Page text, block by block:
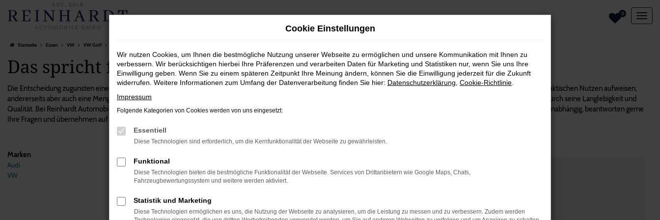
Zum
Hauptinhalt
0
Startseite Essen VW VW Golf
Das spricht für einen VW Golf Gebrauchtwagen in Essen
Die Entscheidung zugunsten eines Autos ist immer zugleich emotional wie vom Verstand geprägt. Das gilt auch für unsere VW Golf Gebrauchtwagen, die einerseits einen hohen praktischen Nutzen aufweisen,
andererseits aber auch eine Menge Spaß machen. Wenn Sie viel in Essen und Umgebung unterwegs sind, eignet sich dieses Modell ausgezeichnet und überzeugt unter anderem durch seine Langlebigkeit und
Qualität. Bei Reinhardt Automobile verstehen wir uns als Experten für VW Gebrauchtwagen, was natürlich auch den Golf einschließt. Wir beraten kompetent und vom Hersteller unabhängig, beantworten gerne
Ihre Fragen und übernehmen auf Wunsch auch den Zulassungsservice und die Lieferung direkt zu Ihnen nach Essen.
Marken
Audi
VW
Fehler: Network Error
Hier sind ein paar Tipps, die dir helfen können:
Cookie Einstellungen
Wir nutzen Cookies, um Ihnen die bestmögliche Nutzung unserer Webseite zu ermöglichen und unsere Kommunikation mit Ihnen zu
verbessern. Wir berücksichtigen hierbei Ihre Präferenzen und verarbeiten Daten für Marketing und Statistiken nur, wenn Sie uns Ihre
Einwilligung geben. Wenn Sie zu einem späteren Zeitpunkt Ihre Meinung ändern, können Sie die Einwilligung jederzeit für die Zukunft
widerrufen. Weitere Informationen zum Umfang der Datenverarbeitung finden Sie hier: Datenschutzerklärung Cookie-Richtlinie
Impressum
Folgende Kategorien von Cookies werden von uns eingesetzt:
Essentiell
Diese Technologien sind erforderlich, um die Kernfunktionalität der Webseite zu gewährleisten.
Funktional
Diese Technologien bieten die bestmögliche Funktionalität der Webseite. Services von Drittanbietern wie Google Maps, Chats,
Fahrzeugbewertungssystem und weitere werden aktiviert.
Statistik und Marketing
Diese Technologien ermöglichen es uns, die Nutzung der Webseite zu analysieren, um die Leistung zu messen und zu verbessern. Zudem werden